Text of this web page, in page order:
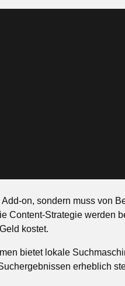
on, sondern muss von
Content-Strategie werden
kostet.
bietet lokale
erheblich